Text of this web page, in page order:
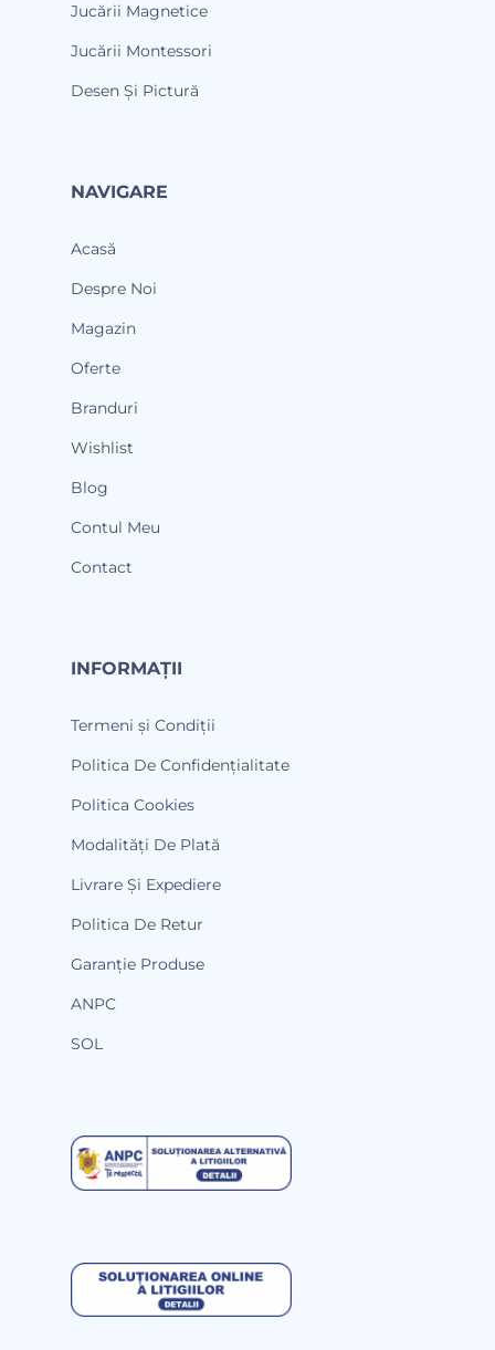
Jucării Magnetice
Jucării Montessori
Desen Și Pictură
NAVIGARE
Acasă
Despre Noi
Magazin
Oferte
Branduri
Wishlist
Blog
Contul Meu
Contact
INFORMAȚII
Termeni și Condiții
Politica De Confidențialitate
Politica Cookies
Modalități De Plată
Livrare Și Expediere
Politica De Retur
Garanție Produse
ANPC
SOL